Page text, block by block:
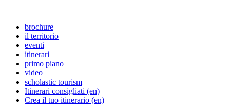
brochure
il territorio
eventi
itinerari
primo piano
video
scholastic tourism
Itinerari consigliati (en)
Crea il tuo itinerario (en)